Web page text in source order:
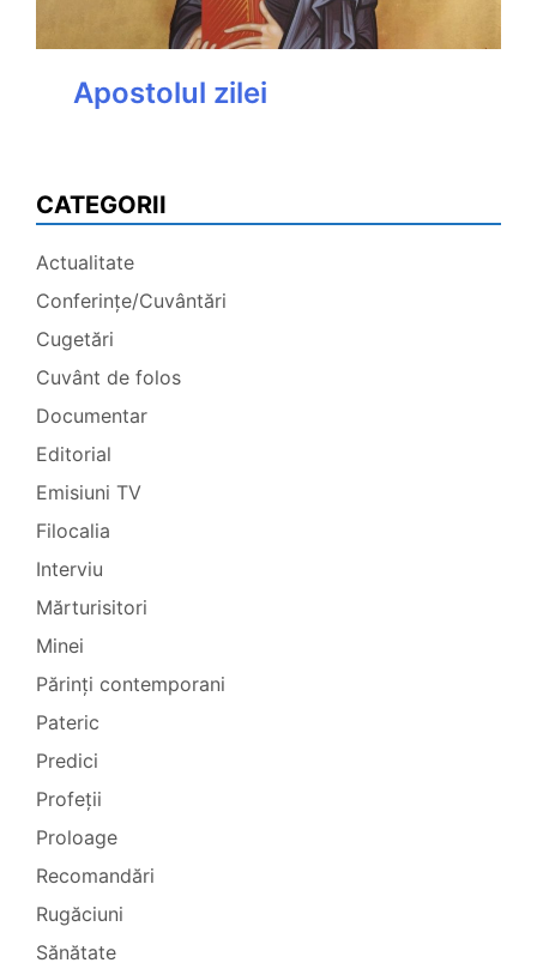
Apostolul zilei
CATEGORII
Actualitate
Conferințe/Cuvântări
Cugetări
Cuvânt de folos
Documentar
Editorial
Emisiuni TV
Filocalia
Interviu
Mărturisitori
Minei
Părinți contemporani
Pateric
Predici
Profeții
Proloage
Recomandări
Rugăciuni
Sănătate